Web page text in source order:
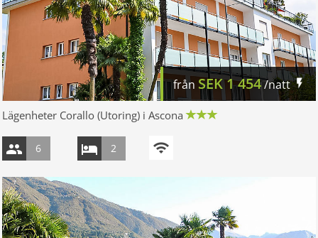
från SEK1 454/natt
Lägenheter Corallo (Utoring) i Ascona
6 2